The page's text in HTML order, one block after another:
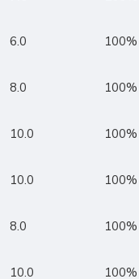
6.0 100%
8.0 100%
10.0 100%
10.0 100%
8.0 100%
10.0 100%